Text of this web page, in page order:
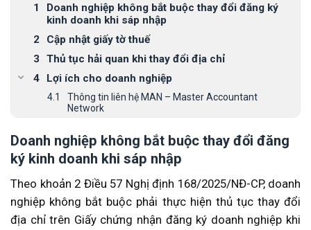
Doanh nghiệp không bắt buộc thay đổi đăng ký
kinh doanh khi sáp nhập
Cập nhật giấy tờ thuế
Thủ tục hải quan khi thay đổi địa chỉ
Lợi ích cho doanh nghiệp
Thông tin liên hệ MAN – Master Accountant
Network
Doanh nghiệp không bắt buộc thay đổi đăng
ký kinh doanh khi sáp nhập
Theo khoản 2 Điều 57 Nghị định 168/2025/NĐ-CP, doanh
nghiệp không bắt buộc phải thực hiện thủ tục thay đổi
địa chỉ trên Giấy chứng nhận đăng ký doanh nghiệp khi